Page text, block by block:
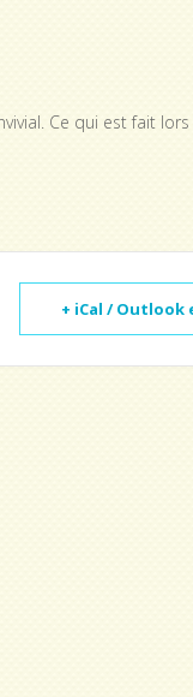
Ce qui est fait
+ iCal / Outlook